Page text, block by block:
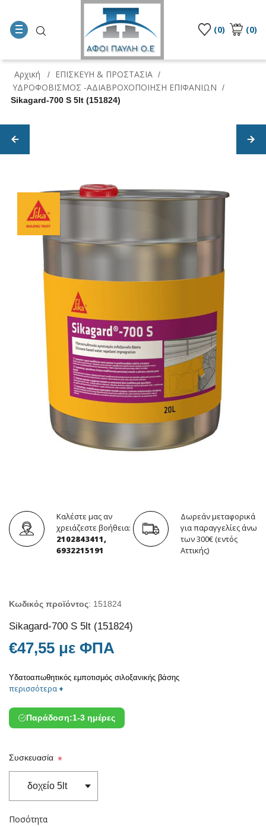
(0) (0)
Αρχική / ΕΠΙΣΚΕΥΗ & ΠΡΟΣΤΑΣΙΑ /
ΥΔΡΟΦΟΒΙΣΜΟΣ -ΑΔΙΑΒΡΟΧΟΠΟΙΗΣΗ ΕΠΙΦΑΝΙΩΝ
/
Sikagard-700 S 5lt (151824)
Καλέστε μας αν
χρειάζεστε βοήθεια:
2102843411,
6932215191
Δωρεάν μεταφορικά
για παραγγελίες άνω
των 300€ (εντός
Αττικής)
Κωδικός προϊόντος: 151824
Sikagard-700 S 5lt (151824)
€47,55 με ΦΠΑ
Υδατοαπωθητικός εμποτισμός σιλοξανικής βάσης
περισσότερα +
Παράδοση:1-3 ημέρες
Συσκευασία *
Ποσότητα